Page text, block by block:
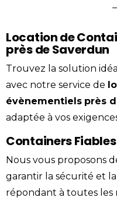
Location de
près de Saverdun
Trouvez la solution
avec notre service de
évènementiels près
adaptée à vos
Containers
Nous vous proposons
garantir la sécurité et
répondant à toutes les